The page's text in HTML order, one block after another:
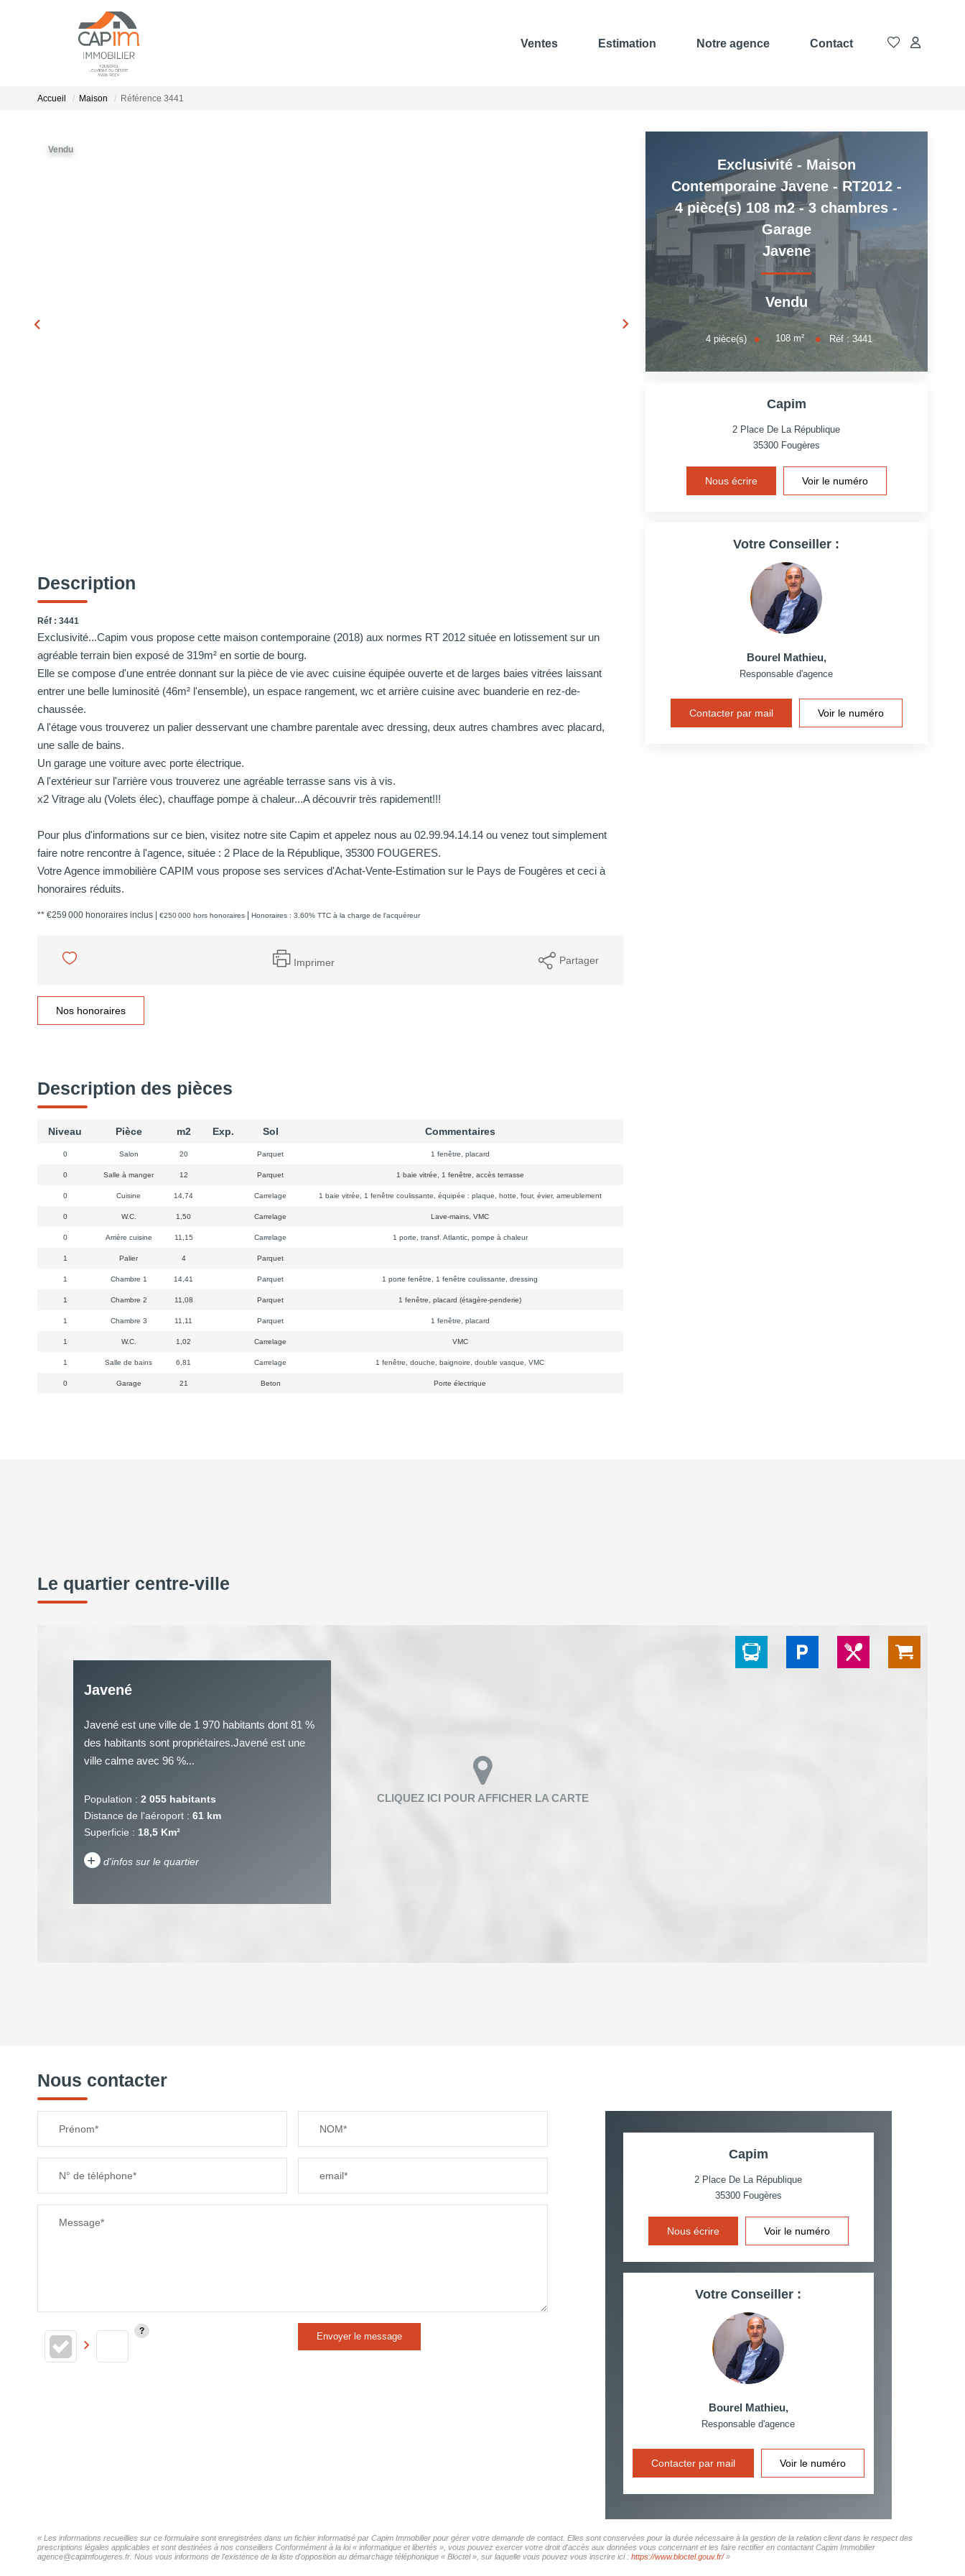
Ventes Estimation Notre agence Contact
Accueil Maison Référence 3441
Vendu
Description
Réf : 3441
Exclusivité...Capim vous propose cette maison contemporaine (2018) aux normes RT 2012 située en lotissement sur un
agréable terrain bien exposé de 319m² en sortie de bourg.
Elle se compose d'une entrée donnant sur la pièce de vie avec cuisine équipée ouverte et de larges baies vitrées laissant
entrer une belle luminosité (46m² l'ensemble), un espace rangement, wc et arrière cuisine avec buanderie en rez-de-
chaussée.
A l'étage vous trouverez un palier desservant une chambre parentale avec dressing, deux autres chambres avec placard,
une salle de bains.
Un garage une voiture avec porte électrique.
A l'extérieur sur l'arrière vous trouverez une agréable terrasse sans vis à vis.
x2 Vitrage alu (Volets élec), chauffage pompe à chaleur...A découvrir très rapidement!!!
Pour plus d'informations sur ce bien, visitez notre site Capim et appelez nous au 02.99.94.14.14 ou venez tout simplement
faire notre rencontre à l'agence, située : 2 Place de la République, 35300 FOUGERES.
Votre Agence immobilière CAPIM vous propose ses services d'Achat-Vente-Estimation sur le Pays de Fougères et ceci à
honoraires réduits.
** €259 000 honoraires inclus €250 000 hors honoraires Honoraires : 3.60% TTC à la charge de l'acquéreur
Imprimer Partager
Nos honoraires
Description des pièces
Niveau Pièce m2 Exp. Sol Commentaires
0 Salon 20 Parquet 1 fenêtre, placard
0 Salle à manger 12 Parquet 1 baie vitrée, 1 fenêtre, accès terrasse
0 Cuisine 14,74 Carrelage 1 baie vitrée, 1 fenêtre coulissante, équipée : plaque, hotte, four, évier, ameublement
0 W.C. 1,50 Carrelage Lave-mains, VMC
0 Arrière cuisine 11,15 Carrelage 1 porte, transf. Atlantic, pompe à chaleur
1 Palier 4 Parquet
1 Chambre 1 14,41 Parquet 1 porte fenêtre, 1 fenêtre coulissante, dressing
1 Chambre 2 11,08 Parquet 1 fenêtre, placard (étagère-penderie)
1 Chambre 3 11,11 Parquet 1 fenêtre, placard
1 W.C. 1,02 Carrelage VMC
1 Salle de bains 6,81 Carrelage 1 fenêtre, douche, baignoire, double vasque, VMC
0 Garage 21 Beton Porte électrique
Exclusivité - Maison
Contemporaine Javene - RT2012 -
4 pièce(s) 108 m2 - 3 chambres -
Garage
Javene
Vendu
4pièce(s) 108 m² Réf :3441
Capim
2 Place De La République
35300 Fougères
Nous écrire Voir le numéro
Votre Conseiller :
Bourel Mathieu,
Responsable d'agence
Contacter par mail Voir le numéro
Le quartier centre-ville
Javené
Javené est une ville de 1 970 habitants dont 81 %
des habitants sont propriétaires.Javené est une
ville calme avec 96 %...
Population : 2 055 habitants
Distance de l'aéroport : 61 km
Superficie : 18,5 Km²
+ d'infos sur le quartier
TAXE FONCIÈRE
RESTAURANTS ET CAFÉS COMMERCES
Nous contacter
Prénom* NOM*
N° de téléphone* email*
Message*
Envoyer le message
Capim
2 Place De La République
35300 Fougères
Nous écrire Voir le numéro
Votre Conseiller :
Bourel Mathieu,
Responsable d'agence
Contacter par mail Voir le numéro
« Les informations recueillies sur ce formulaire sont enregistrées dans un fichier informatisé par Capim Immobilier pour gérer votre demande de contact. Elles sont conservées pour la durée nécessaire à la gestion de la relation client dans le respect des
prescriptions légales applicables et sont destinées à nos conseillers Conformément à la loi « informatique et libertés », vous pouvez exercer votre droit d'accès aux données vous concernant et les faire rectifier en contactant Capim Immobilier
agence@capimfougeres.fr. Nous vous informons de l'existence de la liste d'opposition au démarchage téléphonique « Bloctel », sur laquelle vous pouvez vous inscrire ici : https://www.bloctel.gouv.fr/»